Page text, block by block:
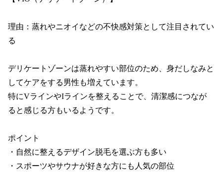
理由：蒸れやニオイなどの不快感対策として注目されてい
る
デリケートゾーンは蒸れやすい部位のため、身だしなみと
してケアをする男性も増えています。
特にVラインやIラインを整えることで、清潔感につなが
ると感じる方もいるようです。
ポイント
・自然に整えるデザイン脱毛を選ぶ方も多い
・スポーツやサウナが好きな方にも人気の部位